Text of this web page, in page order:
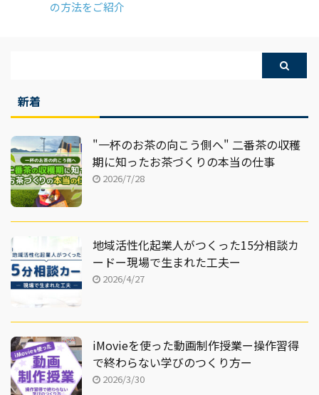
撮りに行きたいな、とい
理由は、にじさんじに所
属するVTuberである周
欠かせません。 そこで今
徐々に緩和されてきてい
ますので、感染症対策に
れを楽しんでください！
事前確認をお願いします
現在の開花状況や花見イ
ベントの開催情報は、事
い。 まちがい探し～２０
２３三重県さくら特集編
～ マスコットキャ ...
の方法をご紹介
新着
"一杯のお茶の向こう側へ" 二番茶の収穫
期に知ったお茶づくりの本当の仕事
2026/7/28
地域活性化起業人がつくった15分相談カ
ードー現場で生まれた工夫ー
2026/4/27
iMovieを使った動画制作授業ー操作習得
で終わらない学びのつくり方ー
2026/3/30